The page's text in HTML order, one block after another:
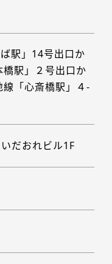
駅」14号出口か
駅」２号出口か
「心斎橋駅」４-
だおれビル1F